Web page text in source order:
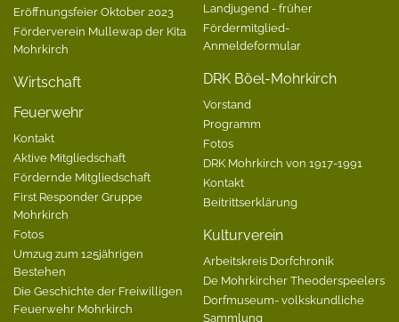
Eröffnungsfeier Oktober 2023
Förderverein Mullewap der Kita
Mohrkirch
Wirtschaft
Feuerwehr
Kontakt
Aktive Mitgliedschaft
Fördernde Mitgliedschaft
First Responder Gruppe
Mohrkirch
Fotos
Umzug zum 125jährigen
Bestehen
Die Geschichte der Freiwilligen
Feuerwehr Mohrkirch
Landjugend - früher
Fördermitglied-
Anmeldeformular
DRK Böel-Mohrkirch
Vorstand
Programm
Fotos
DRK Mohrkirch von 1917-1991
Kontakt
Beitrittserklärung
Kulturverein
Arbeitskreis Dorfchronik
De Mohrkircher Theoderspeelers
Dorfmuseum- volkskundliche
Sammlung